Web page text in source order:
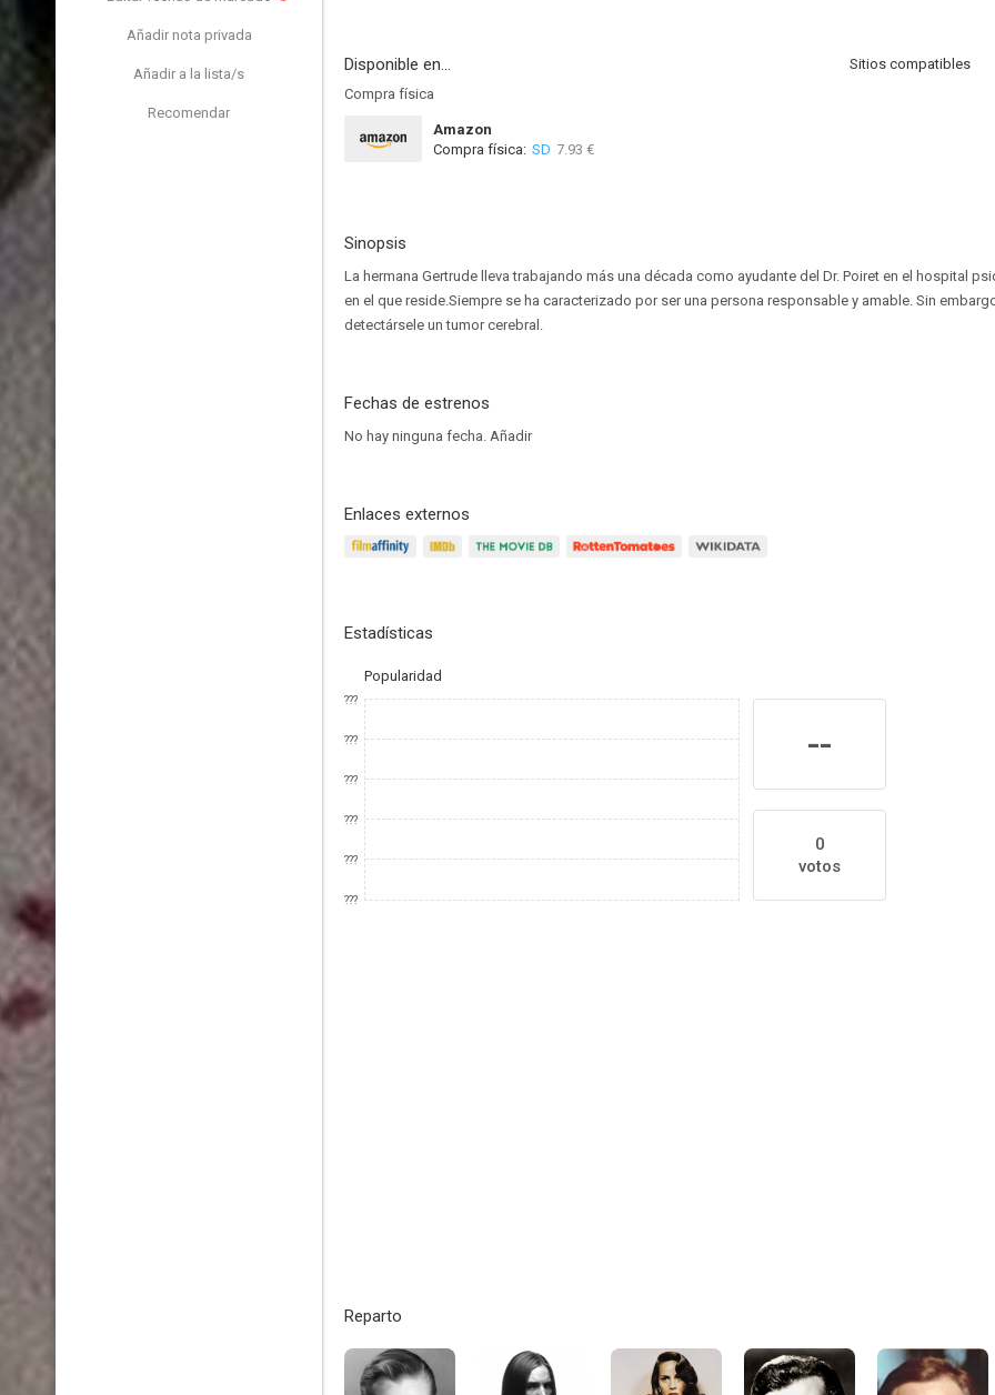
Añadir nota privada
Añadir a la lista/s
Recomendar
Disponible en...
Sitios compatibles
Compra física
Amazon
Compra física: SD 7.93 €
Sinopsis
La hermana Gertrude lleva trabajando más una década como ayudante del Dr. Poiret en el hospital
en el que reside.Siempre se ha caracterizado por ser una persona responsable y amable. Sin
detectársele un tumor cerebral.
Fechas de estrenos
No hay ninguna fecha. Añadir
Enlaces externos
Estadísticas
Popularidad
???
???
???
???
???
???
--
0
votos
Reparto